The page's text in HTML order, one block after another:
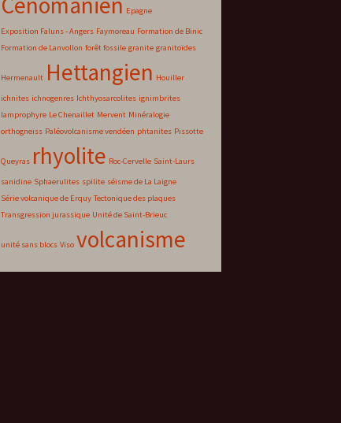
Epagne
Exposition Faluns - Angers Faymoreau Formation de Binic
Formation de Lanvollon forêt fossile granite granitoïdes
Hermenault Hettangien Houiller
ichnites ichnogenres Ichthyosarcolites ignimbrites
lamprophyre Le Chenaillet Mervent Minéralogie
orthogneiss Paléovolcanisme vendéen phtanites Pissotte
Queyras rhyolite Roc-Cervelle Saint-Laurs
sanidine Sphaerulites spilite séisme de La Laigne
Série volcanique de Erquy Tectonique des plaques
Transgression jurassique Unité de Saint-Brieuc
unité sans blocs Viso volcanisme